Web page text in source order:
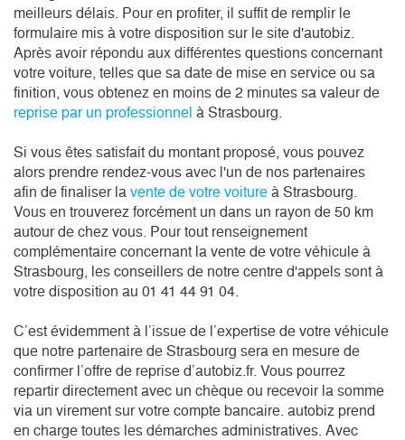
meilleurs délais. Pour en profiter, il suffit de remplir le
formulaire mis à votre disposition sur le site d'autobiz.
Après avoir répondu aux différentes questions concernant
votre voiture, telles que sa date de mise en service ou sa
finition, vous obtenez en moins de 2 minutes sa valeur de
reprise par un professionnel à Strasbourg.
Si vous êtes satisfait du montant proposé, vous pouvez
alors prendre rendez-vous avec l'un de nos partenaires
afin de finaliser la vente de votre voiture à Strasbourg.
Vous en trouverez forcément un dans un rayon de 50 km
autour de chez vous. Pour tout renseignement
complémentaire concernant la vente de votre véhicule à
Strasbourg, les conseillers de notre centre d'appels sont à
votre disposition au 01 41 44 91 04.
C’est évidemment à l’issue de l’expertise de votre véhicule
que notre partenaire de Strasbourg sera en mesure de
confirmer l’offre de reprise d’autobiz.fr. Vous pourrez
repartir directement avec un chèque ou recevoir la somme
via un virement sur votre compte bancaire. autobiz prend
en charge toutes les démarches administratives. Avec